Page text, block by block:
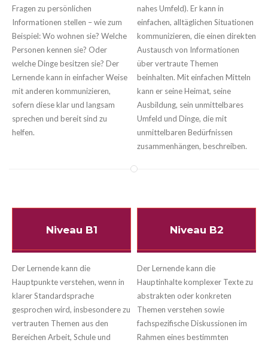
Fragen zu persönlichen
Informationen stellen – wie zum
Beispiel: Wo wohnen sie? Welche
Personen kennen sie? Oder
welche Dinge besitzen sie? Der
Lernende kann in einfacher Weise
mit anderen kommunizieren,
sofern diese klar und langsam
sprechen und bereit sind zu
helfen.
nahes Umfeld). Er kann in
einfachen, alltäglichen Situationen
kommunizieren, die einen direkten
Austausch von Informationen
über vertraute Themen
beinhalten. Mit einfachen Mitteln
kann er seine Heimat, seine
Ausbildung, sein unmittelbares
Umfeld und Dinge, die mit
unmittelbaren Bedürfnissen
zusammenhängen, beschreiben.
Niveau B1 Niveau B2
Der Lernende kann die
Hauptpunkte verstehen, wenn in
klarer Standardsprache
gesprochen wird, insbesondere zu
vertrauten Themen aus den
Bereichen Arbeit, Schule und
Der Lernende kann die
Hauptinhalte komplexer Texte zu
abstrakten oder konkreten
Themen verstehen sowie
fachspezifische Diskussionen im
Rahmen eines bestimmten